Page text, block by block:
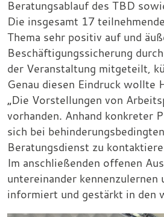
Beratungsablauf des TBD
Die insgesamt 17
Thema sehr positiv auf und
Beschäftigungssicherung
der Veranstaltung mitgeteilt,
Genau diesen Eindruck wollte
„Die Vorstellungen von
vorhanden. Anhand konkreter
sich bei
Beratungsdienst zu
Im anschließenden offenen
untereinander
informiert und gestärkt in den